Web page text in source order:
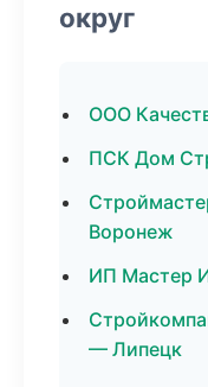
округ
ООО
ПСК Дом
Воронеж
ИП Мастер
— Липецк